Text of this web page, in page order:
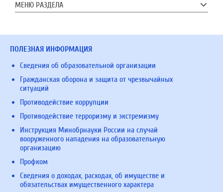
МЕНЮ РАЗДЕЛА
ПОЛЕЗНАЯ ИНФОРМАЦИЯ
Сведения об образовательной организации
Гражданская оборона и защита от чрезвычайных
ситуаций
Противодействие коррупции
Противодействие терроризму и экстремизму
Инструкция Минобрнауки России на случай
вооруженного нападения на образовательную
организацию
Профком
Сведения о доходах, расходах, об имуществе и
обязательствах имущественного характера